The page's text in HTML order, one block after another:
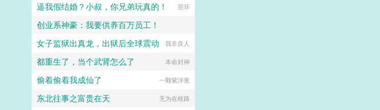
逼我假结婚？小叔，你兄弟玩真的！ 芫菲
创业系神豪：我要供养百万员工！
飞翔的烤乳猪
女子监狱出真龙，出狱后全球震动 我非良人
都重生了，当个武肾怎么了 本命封神
偷着偷着我成仙了 一颗紫洋葱
东北往事之富贵在天 无为在歧路